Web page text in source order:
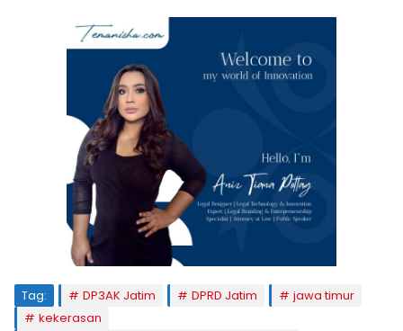
Tag: DP3AK Jatim DPRD Jatim
jawa timur
kekerasan